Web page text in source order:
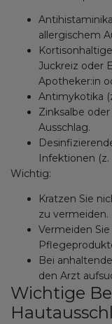
allergischem
Juckreiz oder
Apotheker:in
Antimykotika
Zinksalbe
Ausschlag.
Infektionen
Wichtig:
Kratzen Sie
zu vermeiden.
Vermeiden
Bei
den Arzt
Wichtige